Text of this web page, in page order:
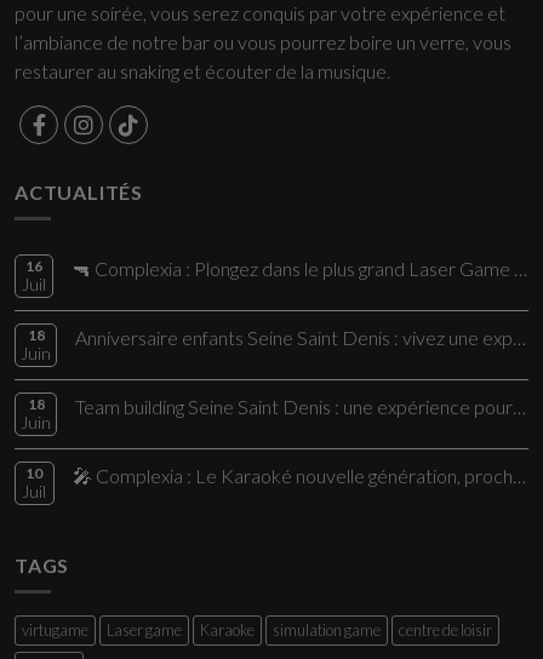
pour une soirée, vous serez conquis par votre expérience et
l’ambiance de notre bar ou vous pourrez boire un verre, vous
restaurer au snaking et écouter de la musique.
ACTUALITÉS
16
Juil
🔫 Complexia : Plongez dans le plus grand Laser Game de la région !
18
Juin
Anniversaire enfants Seine Saint Denis : vivez une expérience unique chez Comple
18
Juin
Team building Seine Saint Denis : une expérience pour vos collaborateurs
10
Juil
🎤 Complexia : Le Karaoké nouvelle génération, proche de Paris
TAGS
virtugame Laser game Karaoke simulation game
centre de loisir